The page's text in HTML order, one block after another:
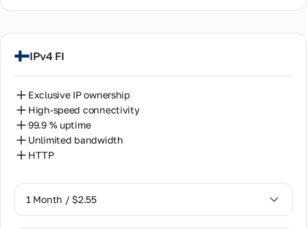
IPv4 FI
Exclusive IP ownership
High-speed connectivity
99.9 % uptime
Unlimited bandwidth
HTTP
1 Month / $2.55